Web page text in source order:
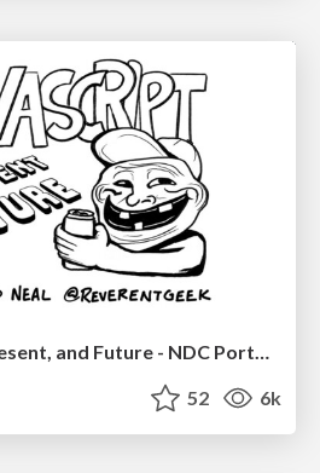
JavaScript: Past, Present, and Future - NDC Porto 2020
52 6k